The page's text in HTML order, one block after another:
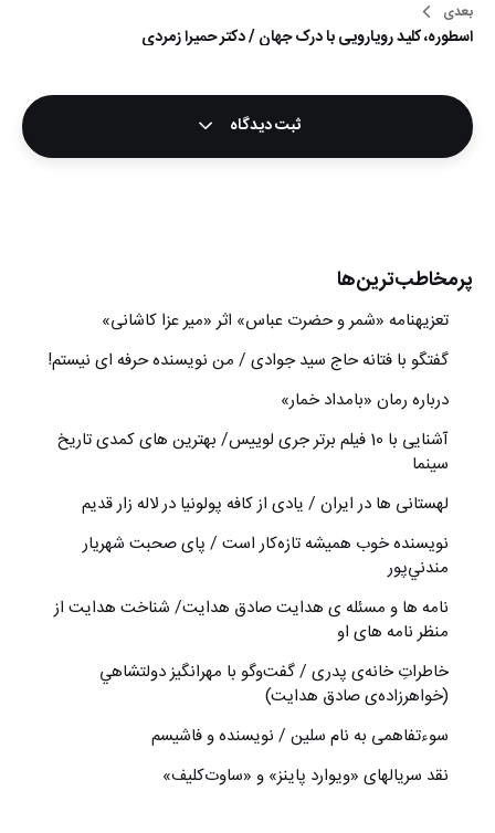
بعدی
اسطوره، کلید رویارویی با درک جهان / دکتر حمیرا زمردی
ثبت دیدگاه
پرمخاطب‌ترین‌ها
تعزیه‎نامه‏ «شمر و حضرت عباس» اثر «میر عزا کاشانی»
گفتگو با فتانه حاج سید جوادی / من نویسنده حرفه ای نیستم!
درباره رمان «بامداد خمار»
آشنایی با 10 فیلم برتر جری لوییس/ بهترین های کمدی تاریخ
سینما
لهستانی ها در ایران / یادی از کافه پولونیا در لاله زار قدیم
نويسنده خوب هميشه تازه‌كار است / پای صحبت شهريار
مندني‌پور
نامه ها و مسئله ی هدایت صادق هدایت/ شناخت هدایت از
منظر نامه های او
خاطراتِ خانه‌ی پدری / گفت‌وگو با مهرانگيز دولتشاهي
(خواهرزاده‌ی صادق هدايت)
سوءتفاهمی به نام سلین / نویسنده و فاشیسم
نقد سریالهای «ویوارد پاینز» و «ساوت‌کلیف»